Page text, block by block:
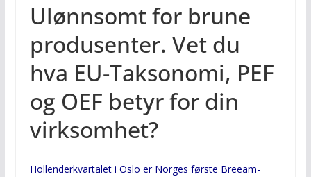
Ulønnsomt for brune
produsenter. Vet du
hva EU-Taksonomi, PEF
og OEF betyr for din
virksomhet?
Hollenderkvartalet i Oslo er Norges første Breeam-